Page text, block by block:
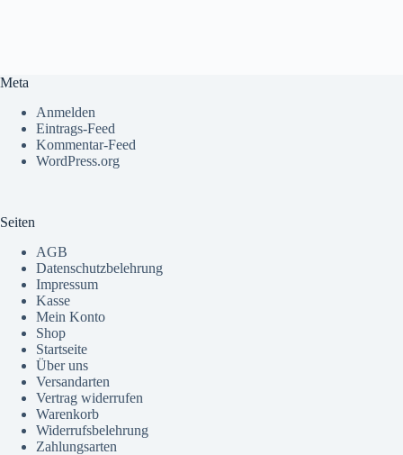
Meta
Anmelden
Eintrags-Feed
Kommentar-Feed
WordPress.org
Seiten
AGB
Datenschutzbelehrung
Impressum
Kasse
Mein Konto
Shop
Startseite
Über uns
Versandarten
Vertrag widerrufen
Warenkorb
Widerrufsbelehrung
Zahlungsarten